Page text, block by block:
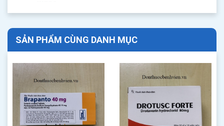
SẢN PHẨM CÙNG DANH MỤC